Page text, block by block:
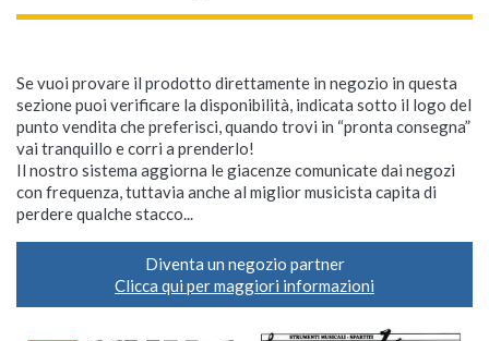
Se vuoi provare il prodotto direttamente in negozio in questa
sezione puoi verificare la disponibilità, indicata sotto il logo del
punto vendita che preferisci, quando trovi in “pronta consegna”
vai tranquillo e corri a prenderlo!
Il nostro sistema aggiorna le giacenze comunicate dai negozi
con frequenza, tuttavia anche al miglior musicista capita di
perdere qualche stacco...
Diventa un negozio partner
Clicca qui per maggiori informazioni